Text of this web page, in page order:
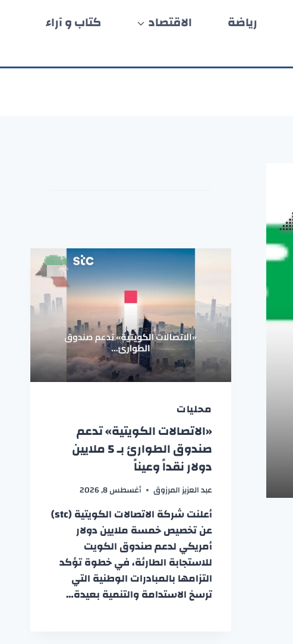
رياضة الاقتصاد
كتاب و آراء
محليات
«الاتصالات الكويتية» تدعم
صندوق الطوارئ بـ 5 ملايين
دولار نقداً وعيناً
عبد العزيز المرزوق أغسطس 8, 2026
أعلنت شركة الاتصالات الكويتية (stc)
عن تخصيص خمسة ملايين دولار
أمريكي لدعم صندوق الكويت
للاستجابة الطارئة، في خطوة تؤكد
التزامها بالمبادرات الوطنية التي
ترسخ الاستدامة والتنمية بعيدة…